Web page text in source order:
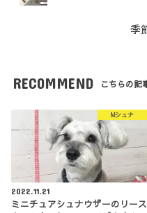
季
RECOMMEND こちらの記
Mシュナ
2022.11.21
ミニチュアシュナウザーのリース